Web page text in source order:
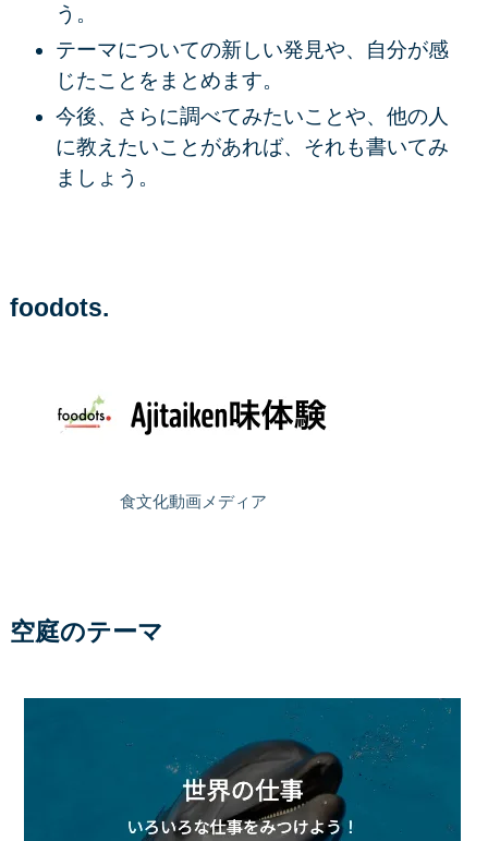
う。
テーマについての新しい発見や、自分が感
じたことをまとめます。
今後、さらに調べてみたいことや、他の人
に教えたいことがあれば、それも書いてみ
ましょう。
foodots.
食文化動画メディア
空庭のテーマ